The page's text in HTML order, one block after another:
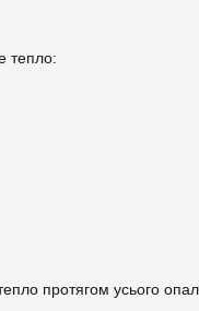
тепло:
протягом усього